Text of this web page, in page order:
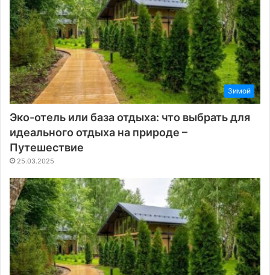
Зимой
Эко-отель или база отдыха: что выбрать для
идеального отдыха на природе –
Путешествие
25.03.2025